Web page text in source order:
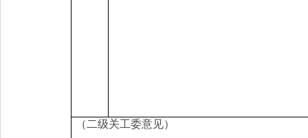
（二级关工委意见）